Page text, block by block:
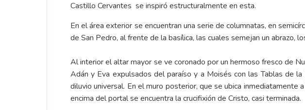
Castillo Cervantes se inspiró estructuralmente en esta.
En el área exterior se encuentran una serie de columnatas, en
de San Pedro, al frente de la basílica, las cuales semejan un abrazo,
Al interior el altar mayor se ve coronado por un hermoso fresco de
Adán y Eva expulsados del paraíso y a Moisés con las Tablas de
diluvio universal. En el muro posterior, que se ubica
encima del portal se encuentra la crucifixión de Cristo, casi terminada.